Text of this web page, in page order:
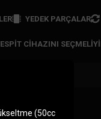
YEDEK PARÇALAR
CIHAZINI
(50cc